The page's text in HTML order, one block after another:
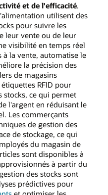
et de l'efficacité.
utilisent des
pour suivre les
leur vente ou de leur
visibilité en temps réel
la vente, automatise le
la précision des
de magasins
RFID pour
ce qui permet
l'argent en réduisant le
Les commerçants
de gestion des
de stockage, ce qui
du magasin de
sont disponibles à
à partir du
des stocks sont
prédictives pour